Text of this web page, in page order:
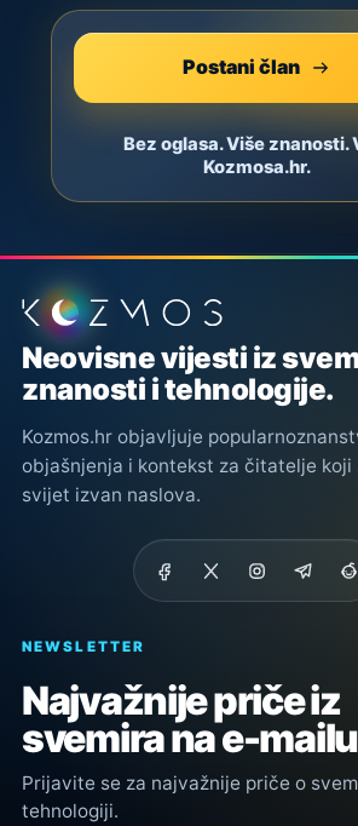
Postani član
Bez oglasa. Više znanosti.
Kozmosa.hr.
Podnožje stranice
Neovisne vijesti iz
znanosti i tehnologije.
Kozmos.hr objavljuje
objašnjenja i kontekst za čitatelje koji
svijet izvan naslova.
NEWSLETTER
Najvažnije priče iz
svemira na e-
Prijavite se za najvažnije priče o
tehnologiji.